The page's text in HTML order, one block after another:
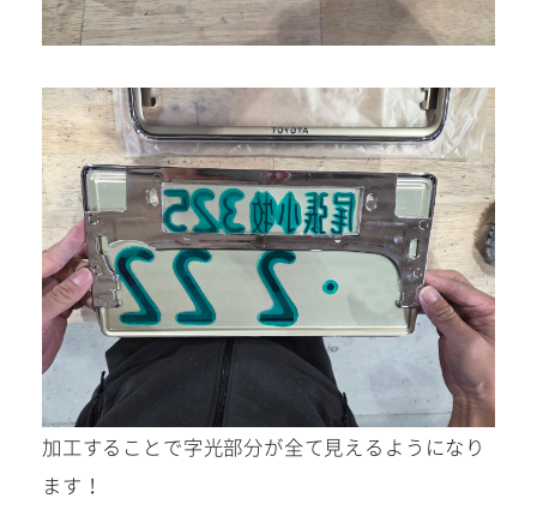
お気軽にお問い合わせください。
加工することで字光部分が全て見えるようになり
ます！